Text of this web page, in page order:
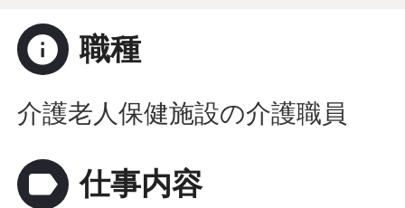
info 職種
介護老人保健施設の介護職員
label 仕事内容